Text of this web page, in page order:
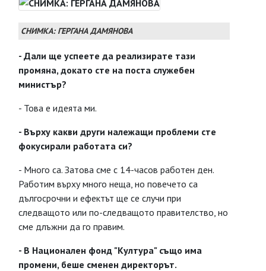
СНИМКА: ГЕРГАНА ДАМЯНОВА
- Дали ще успеете да реализирате тази
промяна, докато сте на поста служебен
министър?
- Това е идеята ми.
- Върху какви други належащи проблеми сте
фокусирали работата си?
- Много са. Затова сме с 14-часов работен ден.
Работим върху много неща, но повечето са
дългосрочни и ефектът ще се случи при
следващото или по-следващото правителство, но
сме длъжни да го правим.
- В Национален фонд "Култура" също има
промени, беше сменен директорът.